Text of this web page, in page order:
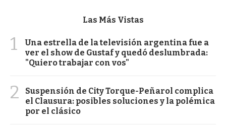
Las Más Vistas
1
Una estrella de la televisión argentina fue a
ver el show de Gustaf y quedó deslumbrada:
"Quiero trabajar con vos"
2
Suspensión de City Torque-Peñarol complica
el Clausura: posibles soluciones y la polémica
por el clásico